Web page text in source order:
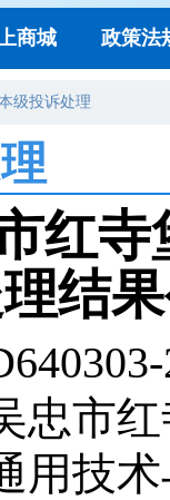
商城 政策法
级投诉处理
红寺
结
忠市
用技